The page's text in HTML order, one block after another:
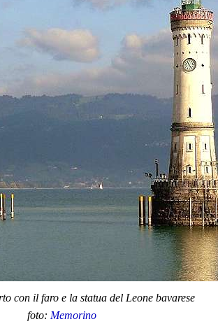
con il faro e la statua del Leone bavarese
foto: Memorino